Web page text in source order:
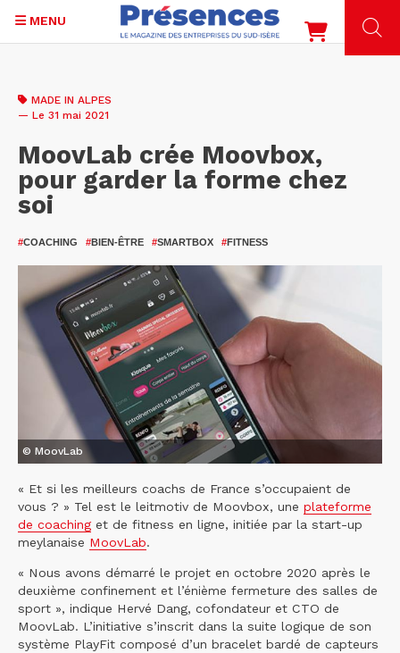
contenu
MENU
MADE IN ALPES
— Le 31 mai 2021
MoovLab crée Moovbox,
pour garder la forme chez
soi
#COACHING #BIEN-ÊTRE #SMARTBOX #FITNESS
© MoovLab
« Et si les meilleurs coachs de France s’occupaient de
vous ? » Tel est le leitmotiv de Moovbox, une plateforme
de coaching et de fitness en ligne, initiée par la start-up
meylanaise MoovLab.
« Nous avons démarré le projet en octobre 2020 après le
deuxième confinement et l’énième fermeture des salles de
sport », indique Hervé Dang, cofondateur et CTO de
MoovLab. L’initiative s’inscrit dans la suite logique de son
système PlayFit composé d’un bracelet bardé de capteurs